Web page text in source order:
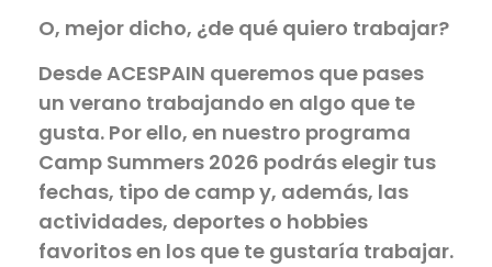
O, mejor dicho, ¿de qué quiero trabajar?
Desde ACESPAIN queremos que pases
un verano trabajando en algo que te
gusta. Por ello, en nuestro programa
Camp Summers 2026 podrás elegir tus
fechas, tipo de camp y, además, las
actividades, deportes o hobbies
favoritos en los que te gustaría trabajar.